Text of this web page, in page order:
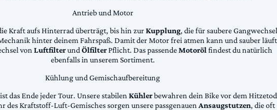
Antrieb und Motor
Kraft aufs Hinterrad überträgt, bis hin zurKupplung, die für saubere Gangwechsel
hinter deinem Fahrspaß. Damit der Motor frei atmen kann und sauber
vonLuftfilterundÖlfilterPflicht. Das passendeMotorölfindest du natürlich
ebenfalls in unserem Sortiment.
Kühlung und Gemischaufbereitung
das Ende jeder Tour. Unsere stabilenKühlerbewahren dein Bike vor dem
des Kraftstoff-Luft-Gemisches sorgen unsere passgenauenAnsaugstutzen, die oft